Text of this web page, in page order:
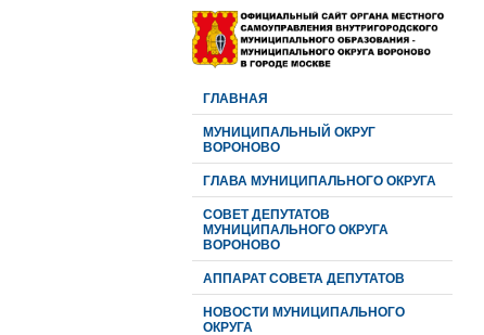
ГЛАВНАЯ
МУНИЦИПАЛЬНЫЙ ОКРУГ
ВОРОНОВО
ГЛАВА МУНИЦИПАЛЬНОГО ОКРУГА
CОВЕТ ДЕПУТАТОВ
МУНИЦИПАЛЬНОГО ОКРУГА
ВОРОНОВО
АППАРАТ СОВЕТА ДЕПУТАТОВ
НОВОСТИ МУНИЦИПАЛЬНОГО
ОКРУГА